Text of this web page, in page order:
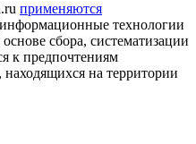
применяются
технологии
сбора, систематизации
к предпочтениям
находящихся на территории